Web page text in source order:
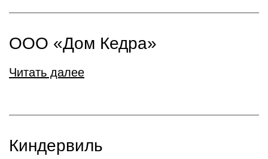
ООО «Дом Кедра»
Читать далее
Киндервиль